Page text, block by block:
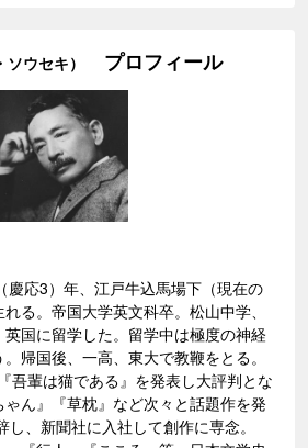
ソウセキ） プロフィール
慶応3）年、江戸牛込馬場下（現在の
る。帝国大学英文科卒。松山中学、
国に留学した。留学中は極度の神経
帰国後、一高、東大で教鞭をとる。
吾輩は猫である』を発表し大評判とな
ん』『草枕』など次々と話題作を発
、新聞社に入社して創作に専念。